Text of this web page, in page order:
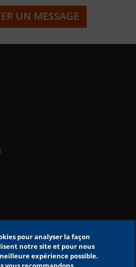
UN MESSAGE
pour analyser la façon
notre site et pour nous
expérience possible.